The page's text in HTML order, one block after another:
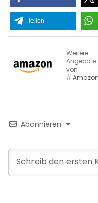
teilen
Weitere
Angebote
von
Amazon
Abonnieren